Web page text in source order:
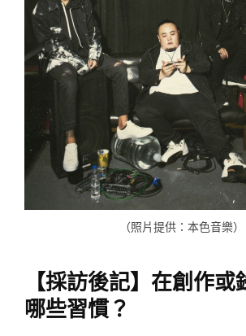
（照片提供：本色音樂）
【採訪後記】在創作或
哪些習慣？